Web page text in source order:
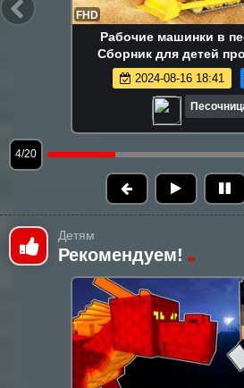
FHD
Маша Капуки Кануки и
песочнице —
самых
2024-08-16 18:41
5/20
Детям
Рекомендуем!